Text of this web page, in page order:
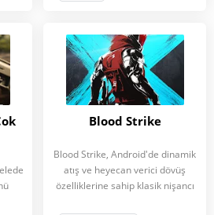
Blood Strike
Blood Strike, Android'de dinamik
atış ve heyecan verici dövüş
özelliklerine sahip klasik nişancı